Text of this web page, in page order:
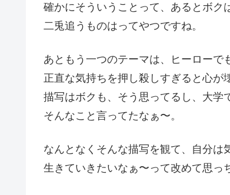
確かにそういうことって、あるとボク
二兎追うものはってやつですね。
あともう一つのテーマは、ヒーローで
正直な気持ちを押し殺しすぎると心が
描写はボクも、そう思ってるし、大学
そんなこと言ってたなぁ〜。
なんとなくそんな描写を観て、自分は
生きていきたいなぁ〜って改めて思っ